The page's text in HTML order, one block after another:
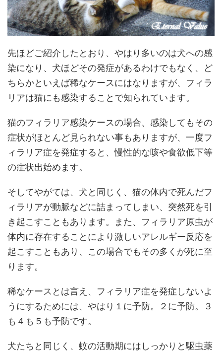
先ほどご紹介したとおり、やはり多いのは犬への感
染になり、犬ほどその発症があるわけでもなく、ど
ちらかといえば稀なケースにはなりますが、フィラ
リアは猫にも感染することで知られています。
猫のフィラリア感染ケースの場合、感染してもその
症状がほとんど見られない事もありますが、一度フ
ィラリア症を発症すると、慢性的な咳や食欲低下等
の症状出始めます。
そしてやがては、犬と同じく、猫の体内で死んだフ
ィラリアが動脈などに詰まってしまい、突然死を引
き起こすこともあります。また、フィラリア原虫が
体内に存在することにより激しいアレルギー反応を
起こすこともあり、この場合でもその多くが死に至
ります。
稀なケースとは言え、フィラリア症を発症しないよ
うにするためには、やはり１に予防。２に予防。３
も４も５も予防です。
犬たちと同じく、蚊の活動期にはしっかりと駆虫薬